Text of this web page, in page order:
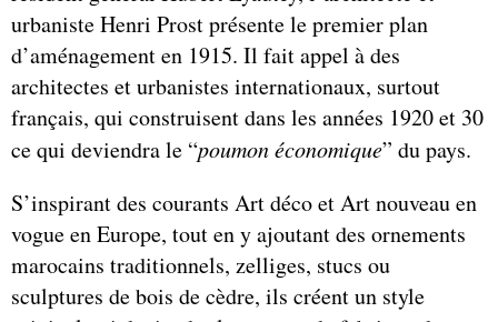
urbaniste Henri Prost présente le premier plan
d’aménagement en 1915. Il fait appel à des
architectes et urbanistes internationaux, surtout
français, qui construisent dans les années 1920 et 30
ce qui deviendra le “poumon économique” du pays.
S’inspirant des courants Art déco et Art nouveau en
vogue en Europe, tout en y ajoutant des ornements
marocains traditionnels, zelliges, stucs ou
sculptures de bois de cèdre, ils créent un style